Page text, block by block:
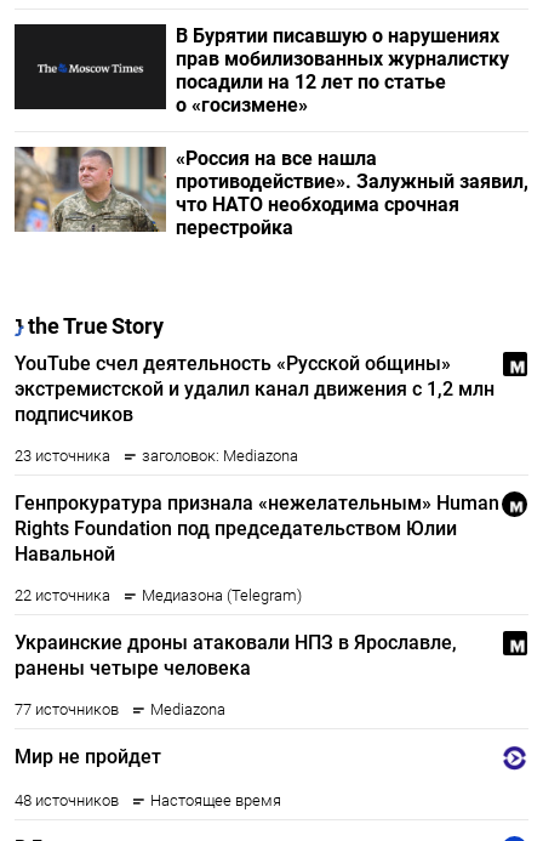
В Бурятии писавшую о нарушениях
прав мобилизованных журналистку
посадили на 12 лет по статье
о «госизмене»
«Россия на все нашла
противодействие». Залужный заявил,
что НАТО необходима срочная
перестройка